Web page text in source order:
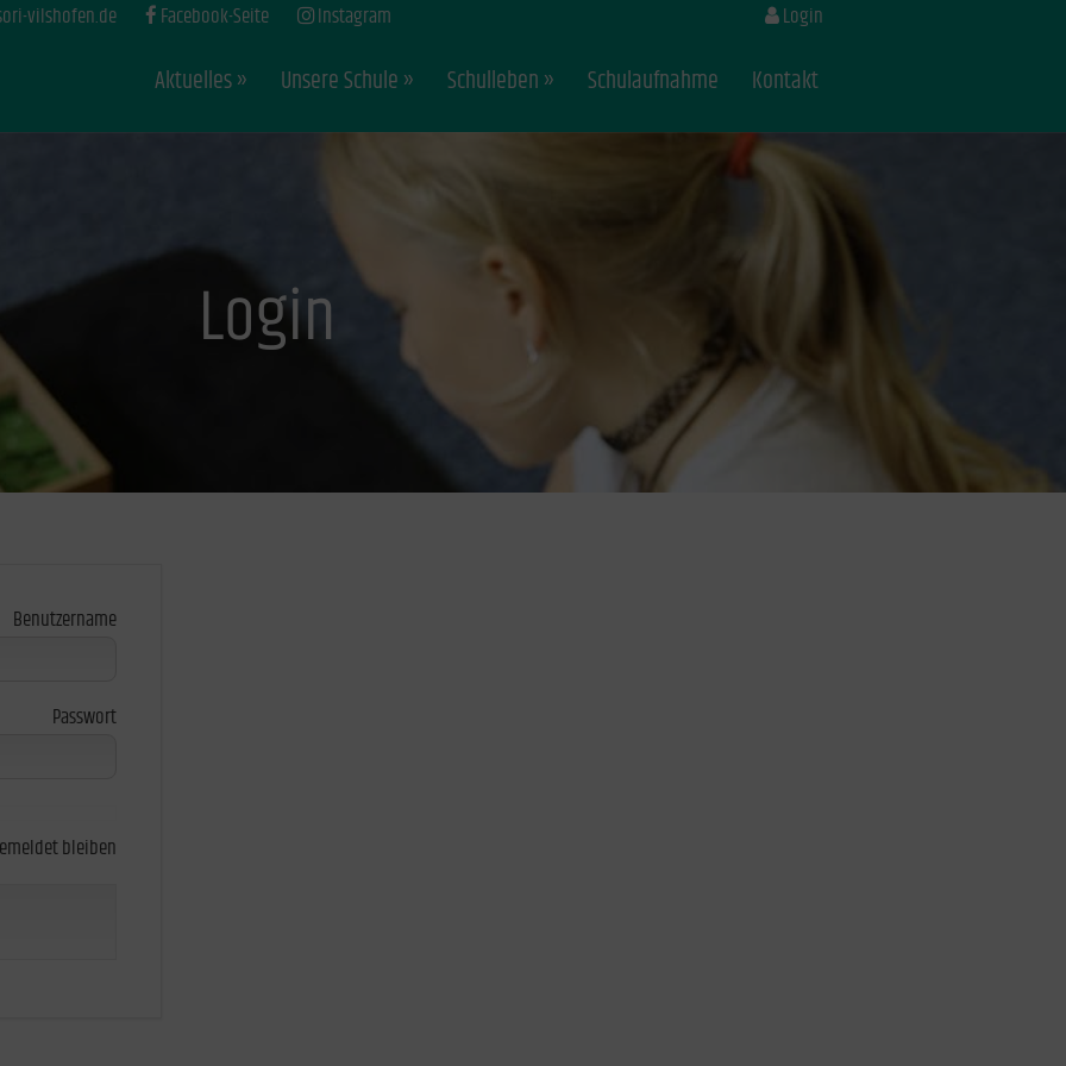
Login
vilshofen.de Facebook-Seite Instagram
Aktuelles Unsere Schule Schulleben Schulaufnahme Kontakt
Login
Benutzername
Passwort
bleiben